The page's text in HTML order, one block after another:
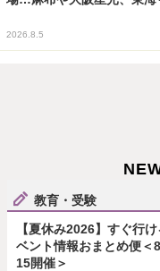
2026.8.5
教育・受験
【夏休み2026】すぐ行け
ベント情報おまとめ便＜
15開催＞